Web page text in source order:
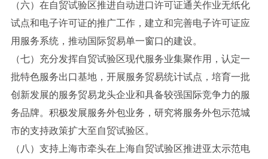
（六）在自贸试验区推进自动进口许可证通关作业无纸化
试点和电子许可证的推广工作，建立和完善电子许可证应
用服务系统，推动国际贸易单一窗口的建设。
（七）充分发挥自贸试验区现代服务业集聚作用，认定一
批特色服务出口基地，开展服务贸易统计试点，培育一批
创新发展的服务贸易龙头企业和具备较强国际竞争力的服
务品牌。积极发展服务外包业务，研究将服务外包示范城
市的支持政策扩大至自贸试验区。
（八）支持上海市牵头在上海自贸试验区推进亚太示范电